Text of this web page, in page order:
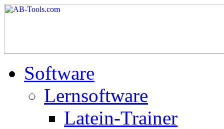
Software
Lernsoftware
Latein-Trainer